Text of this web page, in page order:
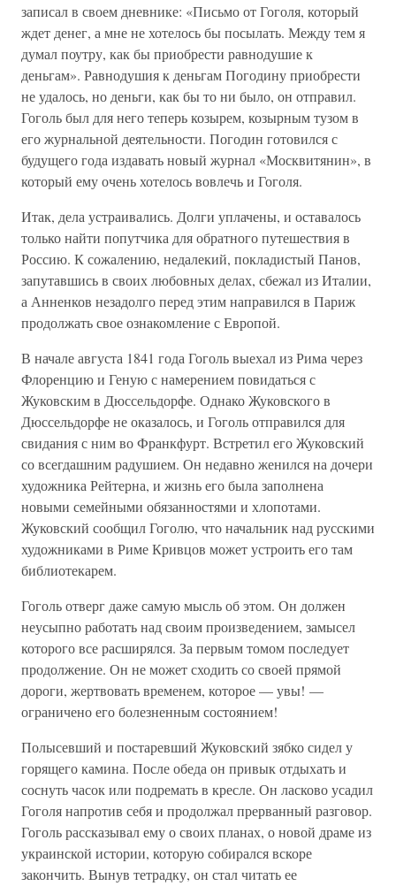
записал в своем дневнике: «Письмо от Гоголя, который
ждет денег, а мне не хотелось бы посылать. Между тем я
думал поутру, как бы приобрести равнодушие к
деньгам». Равнодушия к деньгам Погодину приобрести
не удалось, но деньги, как бы то ни было, он отправил.
Гоголь был для него теперь козырем, козырным тузом в
его журнальной деятельности. Погодин готовился с
будущего года издавать новый журнал «Москвитянин», в
который ему очень хотелось вовлечь и Гоголя.
Итак, дела устраивались. Долги уплачены, и оставалось
только найти попутчика для обратного путешествия в
Россию. К сожалению, недалекий, покладистый Панов,
запутавшись в своих любовных делах, сбежал из Италии,
а Анненков незадолго перед этим направился в Париж
продолжать свое ознакомление с Европой.
В начале августа 1841 года Гоголь выехал из Рима через
Флоренцию и Геную с намерением повидаться с
Жуковским в Дюссельдорфе. Однако Жуковского в
Дюссельдорфе не оказалось, и Гоголь отправился для
свидания с ним во Франкфурт. Встретил его Жуковский
со всегдашним радушием. Он недавно женился на дочери
художника Рейтерна, и жизнь его была заполнена
новыми семейными обязанностями и хлопотами.
Жуковский сообщил Гоголю, что начальник над русскими
художниками в Риме Кривцов может устроить его там
библиотекарем.
Гоголь отверг даже самую мысль об этом. Он должен
неусыпно работать над своим произведением, замысел
которого все расширялся. За первым томом последует
продолжение. Он не может сходить со своей прямой
дороги, жертвовать временем, которое — увы! —
ограничено его болезненным состоянием!
Полысевший и постаревший Жуковский зябко сидел у
горящего камина. После обеда он привык отдыхать и
соснуть часок или подремать в кресле. Он ласково усадил
Гоголя напротив себя и продолжал прерванный разговор.
Гоголь рассказывал ему о своих планах, о новой драме из
украинской истории, которую собирался вскоре
закончить. Вынув тетрадку, он стал читать ее